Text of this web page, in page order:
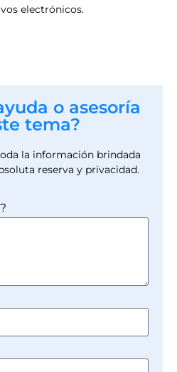
electrónicos.
o asesoría
tema?
la información brindada
reserva y privacidad.